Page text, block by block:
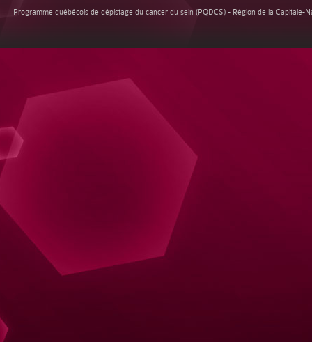
Programme québécois de dépistage du cancer du sein (PQDCS) - Région de la Capitale-